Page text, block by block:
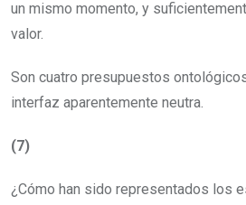
un mismo momento, y
valor.
Son cuatro presupuestos
interfaz aparentemente neutra.
(7)
¿Cómo han sido representados los